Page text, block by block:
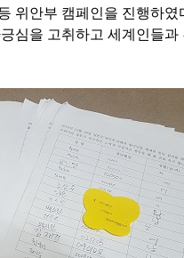
위안부 캠페인을 진행하였
심을 고취하고 세계인들